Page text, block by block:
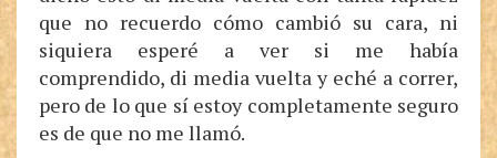
que no recuerdo cómo cambió su cara, ni
siquiera esperé a ver si me había
comprendido, di media vuelta y eché a correr,
pero de lo que sí estoy completamente seguro
es de que no me llamó.